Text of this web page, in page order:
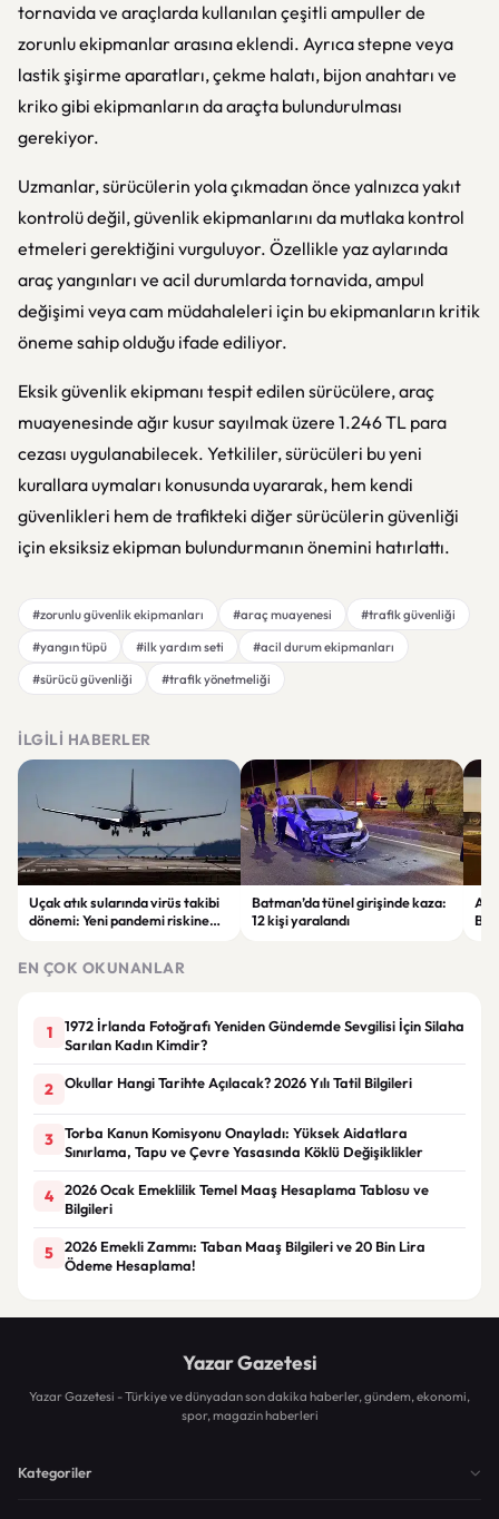
tornavida ve araçlarda kullanılan çeşitli ampuller de
zorunlu ekipmanlar arasına eklendi. Ayrıca stepne veya
lastik şişirme aparatları, çekme halatı, bijon anahtarı ve
kriko gibi ekipmanların da araçta bulundurulması
gerekiyor.
Uzmanlar, sürücülerin yola çıkmadan önce yalnızca yakıt
kontrolü değil, güvenlik ekipmanlarını da mutlaka kontrol
etmeleri gerektiğini vurguluyor. Özellikle yaz aylarında
araç yangınları ve acil durumlarda tornavida, ampul
değişimi veya cam müdahaleleri için bu ekipmanların kritik
öneme sahip olduğu ifade ediliyor.
Eksik güvenlik ekipmanı tespit edilen sürücülere, araç
muayenesinde ağır kusur sayılmak üzere 1.246 TL para
cezası uygulanabilecek. Yetkililer, sürücüleri bu yeni
kurallara uymaları konusunda uyararak, hem kendi
güvenlikleri hem de trafikteki diğer sürücülerin güvenliği
için eksiksiz ekipman bulundurmanın önemini hatırlattı.
#zorunlu güvenlik ekipmanları #araç muayenesi
#trafik güvenliği
#yangın tüpü
#ilk yardım seti
#acil durum ekipmanları
#sürücü güvenliği
#trafik yönetmeliği
İLGILI HABERLER
Uçak atık sularında virüs takibi
dönemi: Yeni pandemi riskine
Batman’da tünel girişinde kaza:
12 kişi yaralandı
EN ÇOK OKUNANLAR
1
1972 İrlanda Fotoğrafı Yeniden Gündemde Sevgilisi İçin Silaha
Sarılan Kadın Kimdir?
2 Okullar Hangi Tarihte Açılacak? 2026 Yılı Tatil Bilgileri
3
Torba Kanun Komisyonu Onayladı: Yüksek Aidatlara
Sınırlama, Tapu ve Çevre Yasasında Köklü Değişiklikler
4
2026 Ocak Emeklilik Temel Maaş Hesaplama Tablosu ve
Bilgileri
5
2026 Emekli Zammı: Taban Maaş Bilgileri ve 20 Bin Lira
Ödeme Hesaplama!
Yazar Gazetesi
Yazar Gazetesi - Türkiye ve dünyadan son dakika haberler, gündem, ekonomi,
spor, magazin haberleri
Kategoriler